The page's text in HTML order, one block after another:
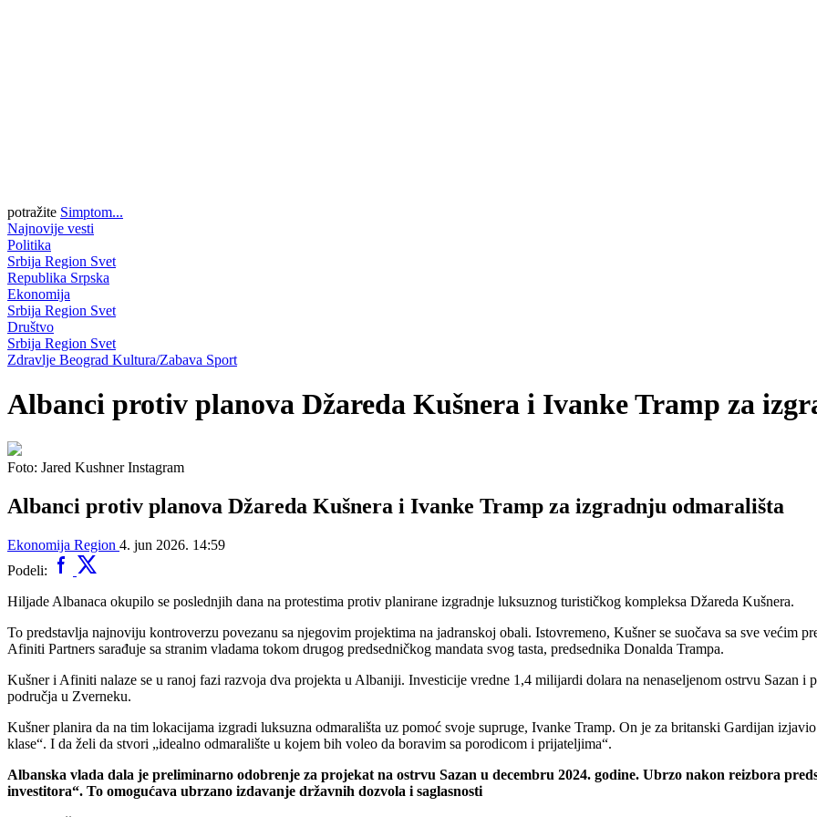
potražite Simptom...
Najnovije vesti
Politika
Srbija Region Svet
Republika Srpska
Ekonomija
Srbija Region Svet
Društvo
Srbija Region Svet
Zdravlje Beograd Kultura/Zabava Sport
Albanci protiv planova Džareda Kušnera i Ivanke Tramp za
Foto: Jared Kushner Instagram
Albanci protiv planova Džareda Kušnera i Ivanke Tramp za izgradnju odmarališta
Ekonomija Region 4. jun 2026. 14:59
Podeli:
Hiljade Albanaca okupilo se poslednjih dana na protestima protiv planirane izgradnje luksuznog turističkog kompleksa Džareda Kušnera.
To predstavlja najnoviju kontroverzu povezanu sa njegovim projektima na jadranskoj obali. Istovremeno, Kušner se suočava sa sve većim
Afiniti Partners sarađuje sa stranim vladama tokom drugog predsedničkog mandata svog tasta, predsednika Donalda Trampa.
Kušner i Afiniti nalaze se u ranoj fazi razvoja dva projekta u Albaniji. Investicije vredne 1,4 milijardi dolara na nenaseljenom ostrvu Sazan i
područja u Zverneku.
Kušner planira da na tim lokacijama izgradi luksuzna odmarališta uz pomoć svoje supruge, Ivanke Tramp. On je za britanski Gardijan
klase“. I da želi da stvori „idealno odmaralište u kojem bih voleo da boravim sa porodicom i prijateljima“.
Albanska vlada dala je preliminarno odobrenje za projekat na ostrvu Sazan u decembru 2024. godine. Ubrzo nakon reizbora
investitora“. To omogućava ubrzano izdavanje državnih dozvola i saglasnosti